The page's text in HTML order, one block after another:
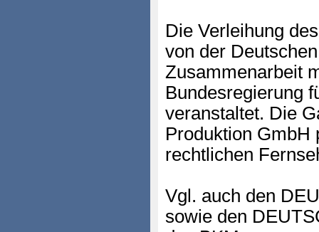
Die Verleihung
von der
Zusammenarbeit
Bundesregierung
veranstaltet. Die
Produktion GmbH
rechtlichen
Vgl. auch den
sowie den